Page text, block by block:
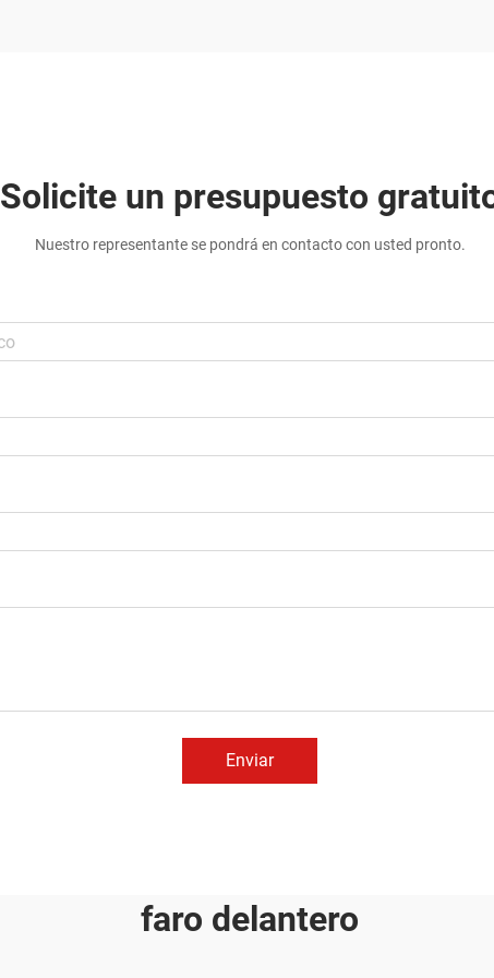
Solicite un presupuesto
Nuestro representante se pondrá en contacto con usted pronto.
Enviar
faro delantero